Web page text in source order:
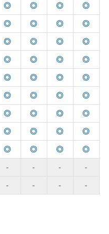
◎ ◎ ◎
◎
◎ ◎ ◎
◎
◎ ◎ ◎
◎
◎ ◎ ◎
◎
◎ ◎ ◎
◎
◎ ◎ ◎
◎
◎ ◎ ◎
◎
◎ ◎ ◎
◎
◎ ◎ ◎
◎
- - -
-
- - - -